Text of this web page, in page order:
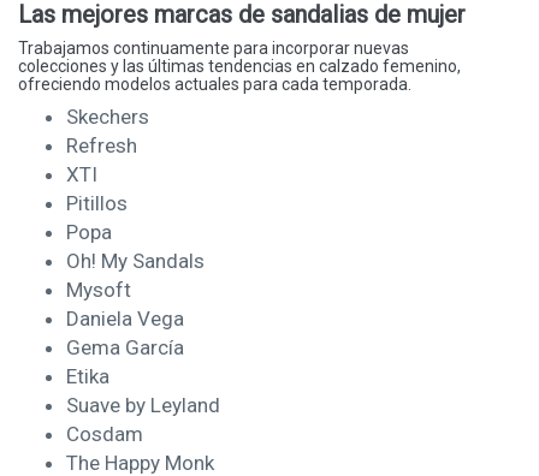
Las mejores marcas de sandalias de mujer
Trabajamos continuamente para incorporar nuevas
colecciones y las últimas tendencias en calzado femenino,
ofreciendo modelos actuales para cada temporada.
Skechers
Refresh
XTI
Pitillos
Popa
Oh! My Sandals
Mysoft
Daniela Vega
Gema García
Etika
Suave by Leyland
Cosdam
The Happy Monk